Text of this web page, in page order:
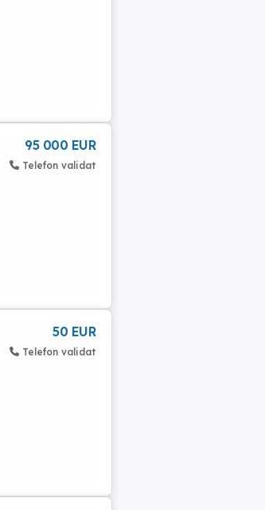
95 000 EUR
Telefon validat
50 EUR
Telefon validat